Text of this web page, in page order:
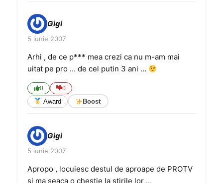
Gigi
5 iunie 2007
Arhi , de ce p*** mea crezi ca nu m-am mai
uitat pe pro … de cel putin 3 ani …
0 0
Award Boost
Gigi
5 iunie 2007
Apropo , locuiesc destul de aproape de PROTV
si ma seaca o chestie la stirile lor …